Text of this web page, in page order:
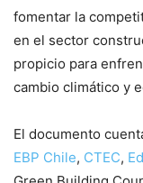
fomentar la
en el sector
propicio para
cambio climático y
El documento
EBP Chile, CTEC,